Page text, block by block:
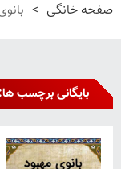
صفحه خانگی >
بایگانی برچسب